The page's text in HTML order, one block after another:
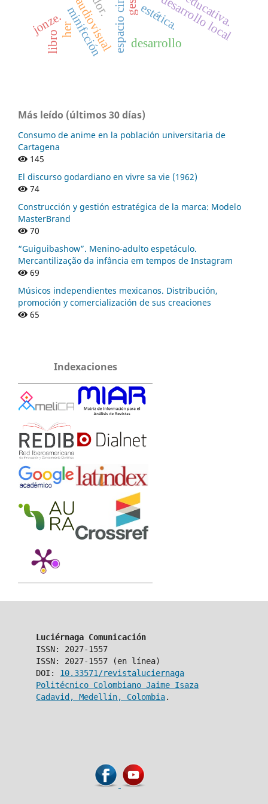
estética.
minifcción desarrollo
her
jonze.
libro desarrollo local
Más leído (últimos 30 días)
Consumo de anime en la población universitaria de
Cartagena
145
El discurso godardiano en vivre sa vie (1962)
74
Construcción y gestión estratégica de la marca: Modelo
MasterBrand
70
“Guiguibashow”. Menino-adulto espetáculo.
Mercantilização da infância em tempos de Instagram
69
Músicos independientes mexicanos. Distribución,
promoción y comercialización de sus creaciones
65
Indexaciones
Luciérnaga Comunicación
ISSN: 2027-1557
ISSN: 2027-1557 (en línea)
DOI: 10.33571/revistaluciernaga
Politécnico Colombiano Jaime Isaza
Cadavid, Medellín, Colombia.